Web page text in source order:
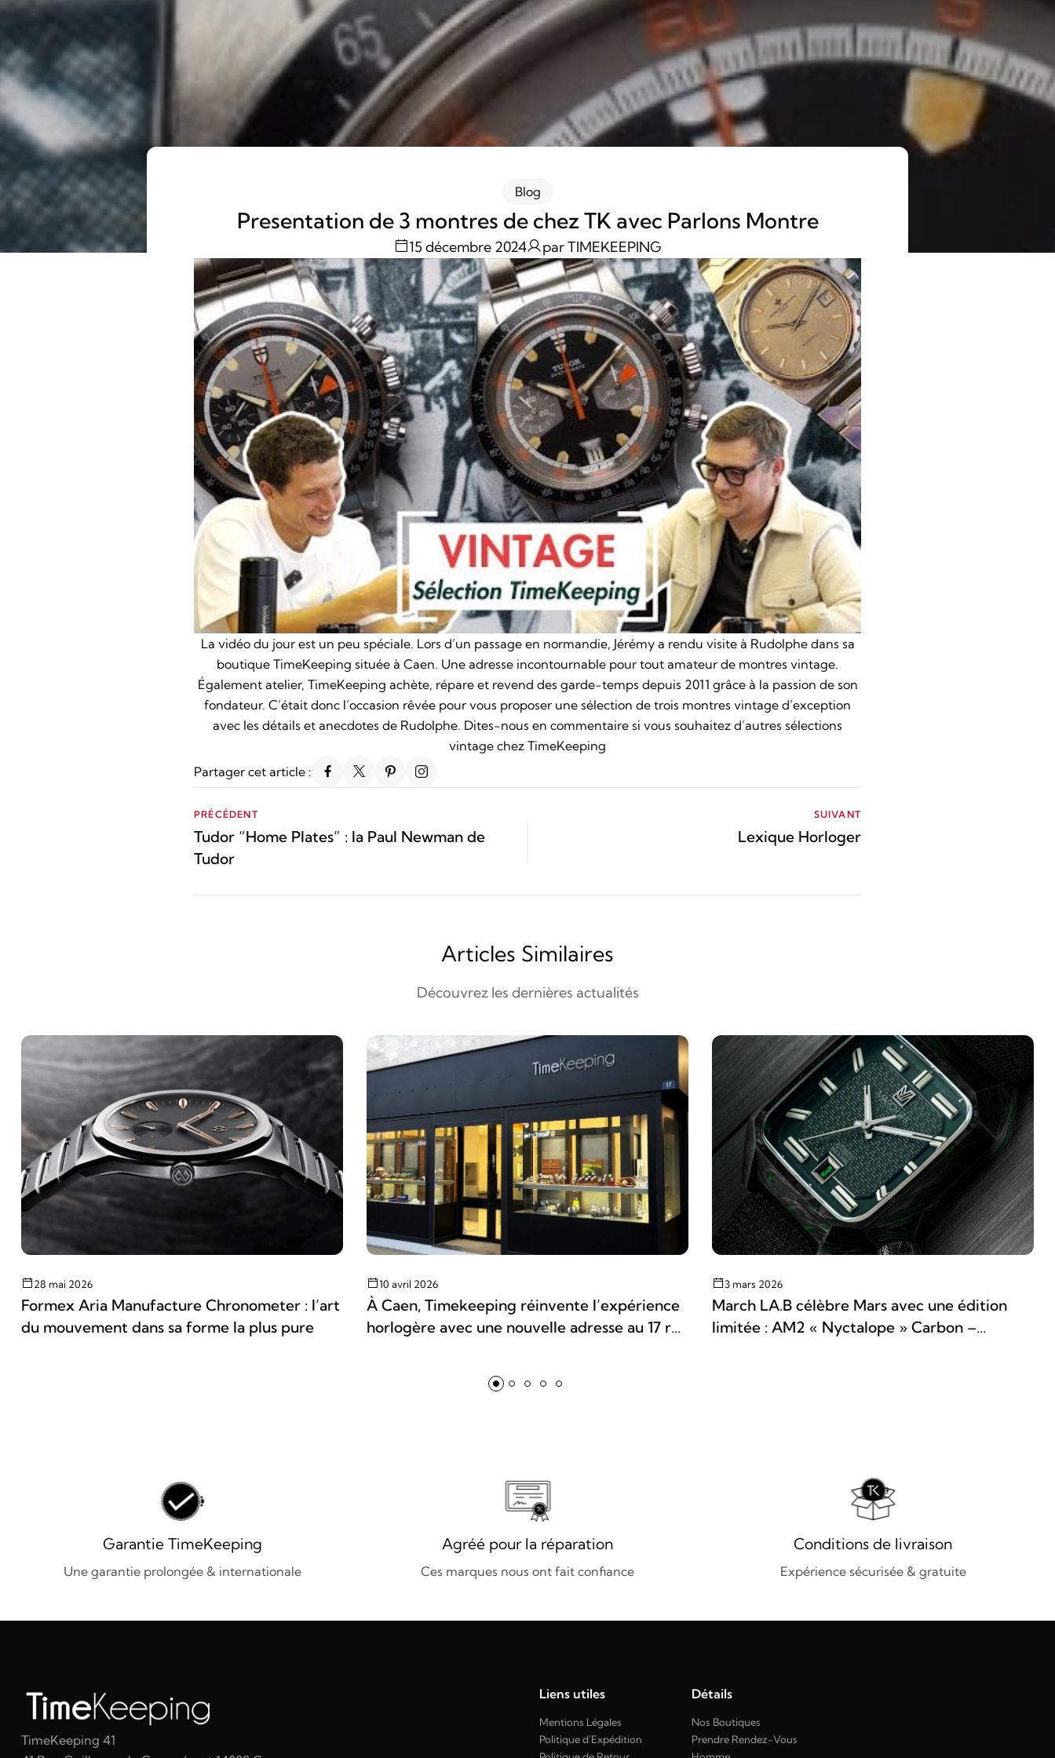
Blog
Presentation de 3 montres de chez TK avec Parlons Montre
15 décembre 2024 par TIMEKEEPING
La vidéo du jour est un peu spéciale. Lors d’un passage en normandie, Jérémy a rendu visite à Rudolphe dans sa
boutique TimeKeeping située à Caen. Une adresse incontournable pour tout amateur de montres vintage.
Également atelier, TimeKeeping achète, répare et revend des garde-temps depuis 2011 grâce à la passion de son
fondateur. C’était donc l’occasion rêvée pour vous proposer une sélection de trois montres vintage d’exception
avec les détails et anecdotes de Rudolphe. Dites-nous en commentaire si vous souhaitez d’autres sélections
vintage chez TimeKeeping
Partager cet article :
PRÉCÉDENT
Tudor “Home Plates” : la Paul Newman de
Tudor
SUIVANT
Lexique Horloger
Articles Similaires
Découvrez les dernières actualités
28 mai 2026
Formex Aria Manufacture Chronometer : l’art
du mouvement dans sa forme la plus pure
10 avril 2026
À Caen, Timekeeping réinvente l’expérience
horlogère avec une nouvelle adresse au 17 rue
3 mars 2026
March LA.B célèbre Mars avec une édition
limitée : AM2 « Nyctalope » Carbon –
Garantie TimeKeeping
Une garantie prolongée & internationale
Agréé pour la réparation
Ces marques nous ont fait confiance
Conditions de livraison
Expérience sécurisée & gratuite
TimeKeeping 41
Liens utiles
Mentions Légales
Politique d'Expédition
Détails
Nos Boutiques
Prendre Rendez-Vous